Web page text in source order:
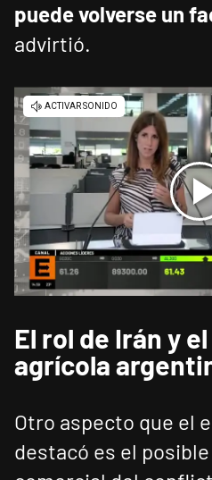
puede volverse un
advirtió.
El rol de Irán y
agrícola
Otro aspecto que el
destacó es el